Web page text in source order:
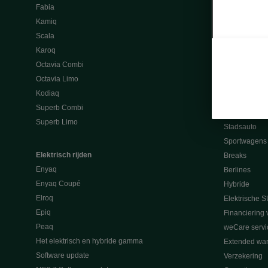
Fabia
Kamiq
Scala
Karoq
Octavia Combi
Octavia Limo
Kodiaq
Superb Combi
Superb Limo
Elektrisch rijden
Enyaq
Enyaq Coupé
Elroq
Epiq
Peaq
Het elektrisch en hybride gamma
Software update
Een wagen
Een wagen
SUV en
Stadsauto
Sportwagens
Breaks
Berlines
Hybride
Elektrische
Financiering
weCare
Extended
Verzekering